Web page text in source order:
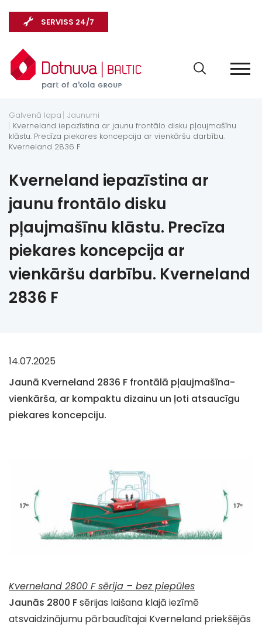
SERVISS 24/7
Galvenā lapa Jaunumi
Kverneland iepazīstina ar jaunu frontālo disku pļaujmašīnu
klāstu. Precīza piekares koncepcija ar vienkāršu darbību.
Kverneland 2836 F
Kverneland iepazīstina ar
jaunu frontālo disku
pļaujmašīnu klāstu. Precīza
piekares koncepcija ar
vienkāršu darbību. Kverneland
2836 F
14.07.2025
Jaunā Kverneland 2836 F frontālā pļaujmašīna-
vienkārša, ar kompaktu dizainu un ļoti atsaucīgu
piekares koncepciju.
Kverneland 2800 F sērija – bez piepūles
Jaunās 2800 Fsērijas laišana klajā iezīmē
atsvaidzinājumu pārbaudītajai Kverneland priekšējās